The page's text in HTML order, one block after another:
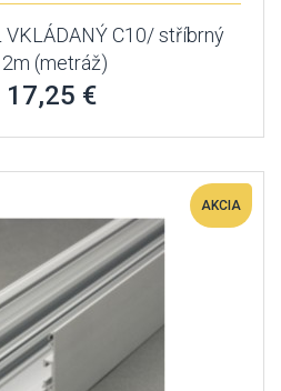
VKLÁDANÝ C10/ stříbrný
(metráž)
17,25 €
AKCIA